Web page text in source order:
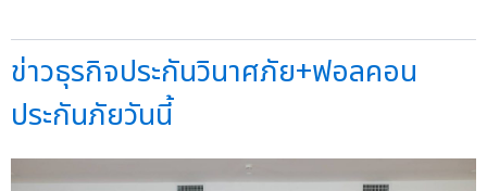
ข่าวธุรกิจประกันวินาศภัย+ฟอลคอน
ประกันภัยวันนี้